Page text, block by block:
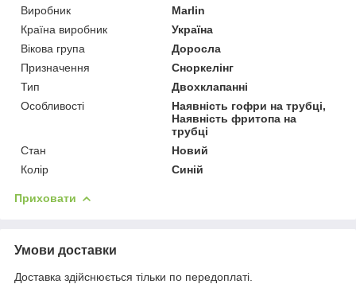
Виробник
Marlin
Країна виробник
Україна
Вікова група
Доросла
Призначення
Сноркелінг
Тип
Двохклапанні
Особливості
Наявність гофри на трубці,
Наявність фритопа на
трубці
Стан
Новий
Колір
Синій
Приховати
Умови доставки
Доставка здійснюється тільки по передоплаті.